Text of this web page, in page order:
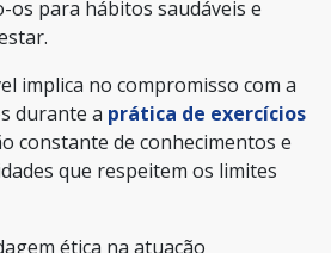
os para hábitos saudáveis e
implica no compromisso com a
durante a prática de exercícios
constante de conhecimentos e
que respeitem os limites
ética na atuação